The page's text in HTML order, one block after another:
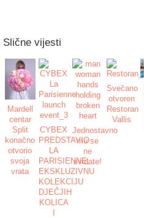
Slične vijesti
Mardell
centar
Split
konačno
otvorio
svoja
vrata
CYBEX
PREDSTAVIO
LA
PARISIENNE,
EKSKLUZIVNU
KOLEKCIJU
DJEČJIH
KOLICA
Jednostavno
mu se
ne
sviđate!
Svečano
otvoren
Restoran
Vallis